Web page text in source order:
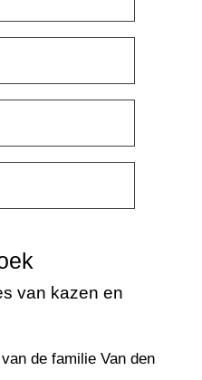
van kazen en
de familie Van den